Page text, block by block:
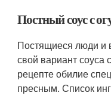
Постный соус с
Постящиеся люди и
свой вариант соуса
рецепте обилие
пресным. Список